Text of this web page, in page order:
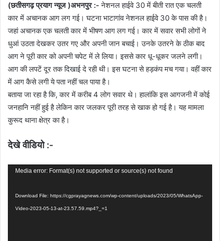
(छतीसगढ़ प्रयाग न्यूज )अभनपुर :- नेशनल हाईवे 30 में बीती रात एक चलती
कार में अचानक आग लग गई। घटना भाटागांव नेशनल हाईवे 30 के पास की है।
जहां अचानक एक चलती कार में भीषण आग लग गई। कार में सवार सभी लोगों ने
धुआं उठता देखकर उतर गए और अपनी जान बचाई। उनके उतरने के ठीक बाद
आग ने पूरी कार को अपनी चपेट में ले लिया। इससे कार धू-धूकर जलने लगी।
आग की लपटें दूर तक दिखाई दे रही थी। इस घटना से हड़कंप मच गया। वहीं कार
में आग कैसे लगी ये पता नहीं चल पाया है।
बताया जा रहा है कि, कार में करीब 4 लोग सवार थे। हालांकि इस आगजनी में कोई
जनहानि नहीं हुई है लेकिन कार जलकर पूरी तरह से खाक हो गई है। यह मामला
कुरूद थाना क्षेत्र का है।
देखे वीडियो :-
Video
Media error: Format(s) not supported or source(s) not found
Download File: https://cgprayagnews.com/wp-content/uploads/2023/05/WhatsApp-
Video-2023-05-13-at-23.57.59.mp4?_=1